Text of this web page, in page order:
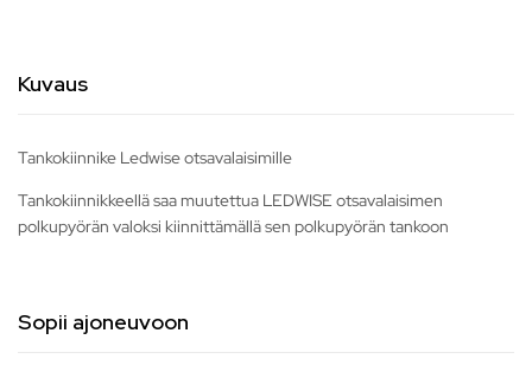
Kuvaus
Tankokiinnike Ledwise otsavalaisimille
Tankokiinnikkeellä saa muutettua LEDWISE otsavalaisimen
polkupyörän valoksi kiinnittämällä sen polkupyörän tankoon
Sopii ajoneuvoon